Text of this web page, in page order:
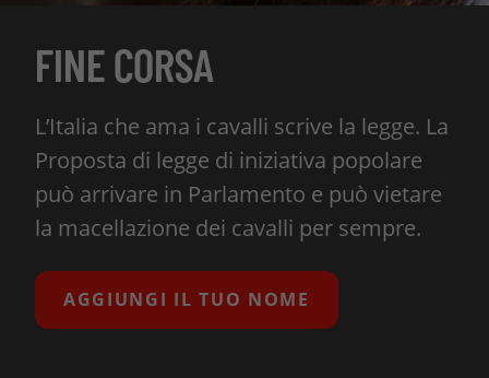
FINE CORSA
L’Italia che ama i cavalli scrive la legge. La
Proposta di legge di iniziativa popolare
può arrivare in Parlamento e può vietare
la macellazione dei cavalli per sempre.
AGGIUNGI IL TUO NOME